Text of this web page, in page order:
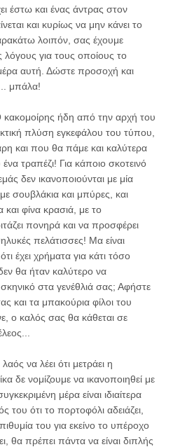
έστω και ένας άντρας στον
και κυρίως να μην κάνει το
λοιπόν, σας έχουμε
για τους οποίους το
αυτή. Δώστε προσοχή και
μπάλα!
κακομοίρης ήδη από την αρχή του
πλύση εγκεφάλου του τύπου,
και που θα πάμε και καλύτερα
τραπέζι! Για κάποιο σκοτεινό
δεν ικανοποιούνται με μία
σουβλάκια και μπύρες, και
και φίνα κρασιά, με το
πονηρά και να προσφέρει
πελάτισσες! Μα είναι
έχει χρήματα για κάτι τόσο
θα ήταν καλύτερο να
στα γενέθλιά σας; Αφήστε
και τα μπακούρια φίλοι του
ο καλός σας θα κάθεται σε
να λέει ότι μετράει η
δε νομίζουμε να ικανοποιηθεί με
μέρα είναι ιδιαίτερα
του ότι το πορτοφόλι αδειάζει,
του για εκείνο το υπέροχο
θα πρέπει πάντα να είναι διπλής